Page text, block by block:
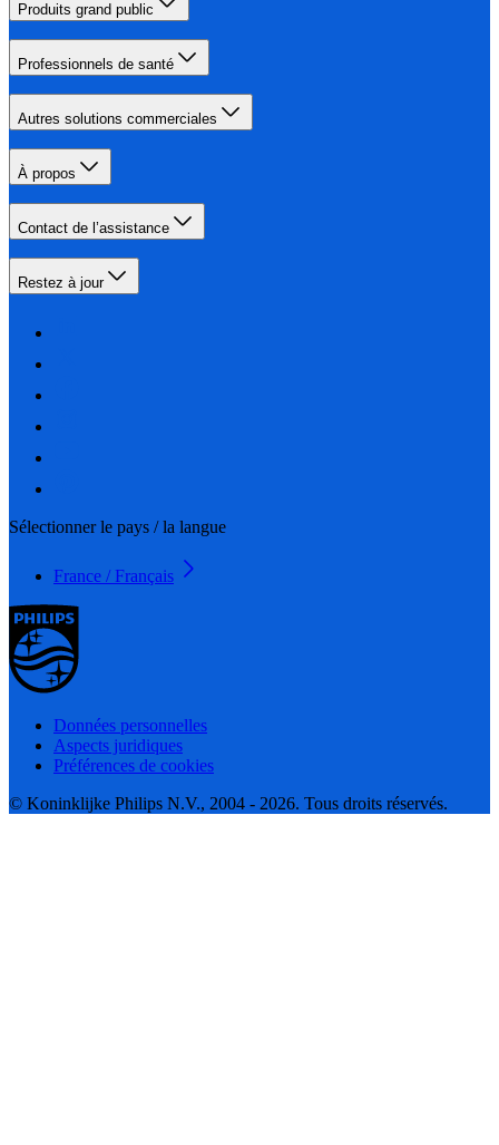
Produits grand public
Professionnels de santé
Autres solutions commerciales
À propos
Contact de l’assistance
Restez à jour
Sélectionner le pays / la langue
France / Français
Données personnelles
Aspects juridiques
Préférences de cookies
© Koninklijke Philips N.V., 2004 - 2026. Tous droits réservés.